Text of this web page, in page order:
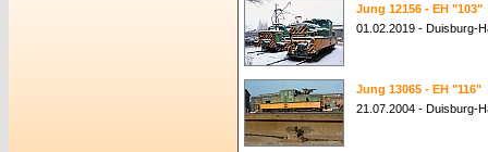
Jung 12156 - EH "103"
01.02.2019 - Duisburg-
Jung 13065 - EH "116"
21.07.2004 - Duisburg-